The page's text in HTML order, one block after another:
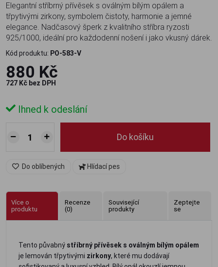
Elegantní stříbrný přívěsek s oválným bílým opálem a
třpytivými zirkony, symbolem čistoty, harmonie a jemné
elegance. Nadčasový šperk z kvalitního stříbra ryzosti
925/1000, ideální pro každodenní nošení i jako vkusný dárek.
Kód produktu: PO-583-V
880 Kč
727 Kč bez DPH
Ihned k odeslání
Do košíku
Do oblíbených Hlídací pes
Více o
produktu
Recenze
(0)
Související
produkty
Zeptejte
se
Tento půvabný stříbrný přívěsek s oválným bílým opálem
je lemován třpytivými zirkony, které mu dodávají